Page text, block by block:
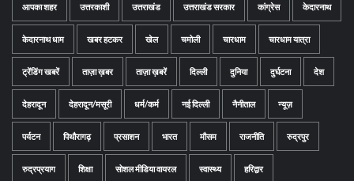
आपका शहर उत्तरकाशी उत्तराखंड उत्तराखंड सरकार कांग्रेस केदारनाथ
केदारनाथ धाम खबर हटकर खेल चमोली चारधाम चारधाम यात्रा
ट्रेंडिंग खबरें ताज़ा ख़बर ताज़ा ख़बरें दिल्ली दुनिया दुर्घटना देश
देहरादून देहरादून/मसूरी धर्म/कर्म नई दिल्ली नैनीताल न्यूज़
पर्यटन पिथौरागढ़ प्रसाशन भारत मौसम राजनीति रुद्रपुर
रुद्रप्रयाग शिक्षा सोशल मीडिया वायरल स्वास्थ्य हरिद्वार